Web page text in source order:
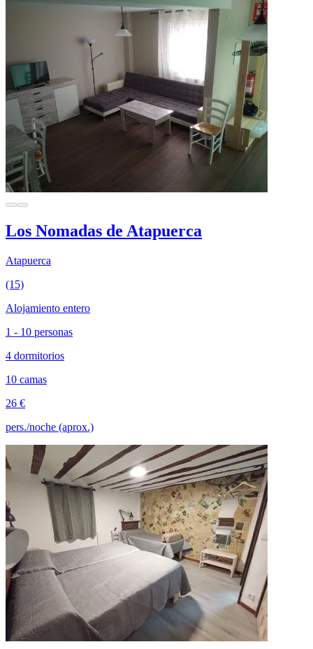
Los Nomadas de Atapuerca
Atapuerca
(15)
Alojamiento entero
1 - 10 personas
4 dormitorios
10 camas
26 €
pers./noche (aprox.)